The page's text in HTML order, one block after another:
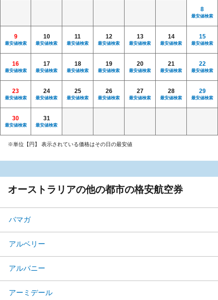
8
最安値検索
9
最安値検索
10
最安値検索
11
最安値検索
12
最安値検索
13
最安値検索
14
最安値検索
15
最安値検索
16
最安値検索
17
最安値検索
18
最安値検索
19
最安値検索
20
最安値検索
21
最安値検索
22
最安値検索
23
最安値検索
24
最安値検索
25
最安値検索
26
最安値検索
27
最安値検索
28
最安値検索
29
最安値検索
30
最安値検索
31
最安値検索
※単位【円】 表示されている価格はその日の最安値
オーストラリアの他の都市の格安航空券
バマガ
アルベリー
アルバニー
アーミデール